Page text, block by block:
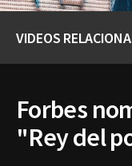
VIDEOS
Forbes
"Rey del